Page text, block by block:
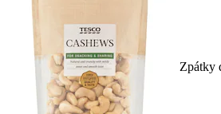
Zpátky